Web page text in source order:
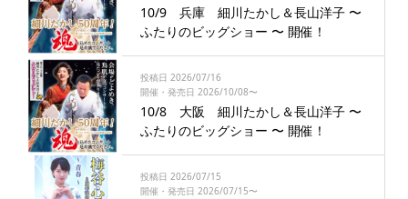
10/9 兵庫 細川たかし＆長山洋子 〜
ふたりのビッグショー 〜 開催！
投稿日 2026/07/16
開催・発売日 2026/10/08〜
10/8 大阪 細川たかし＆長山洋子 〜
ふたりのビッグショー 〜 開催！
投稿日 2026/07/15
開催・発売日 2026/07/15〜